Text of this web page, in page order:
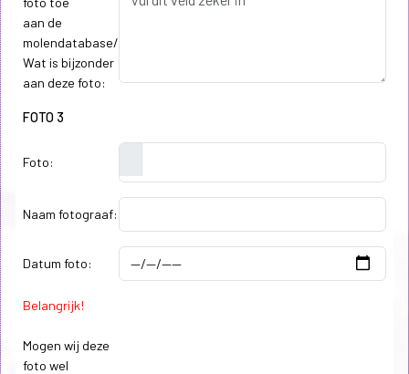
aan de
molendatabase/
Wat is bijzonder
aan deze foto:
FOTO 3
Foto:
Naam fotograaf:
Datum foto:
Belangrijk!
Mogen wij deze
foto wel